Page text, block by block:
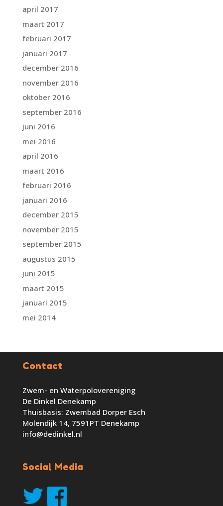
april 2017
maart 2017
februari 2017
januari 2017
december 2016
november 2016
oktober 2016
september 2016
juni 2016
mei 2016
april 2016
maart 2016
februari 2016
januari 2016
december 2015
november 2015
september 2015
augustus 2015
juni 2015
maart 2015
januari 2015
mei 2014
Contact
Zwem- en Waterpolovereniging
De Dinkel Denekamp
Thuisbasis: Zwembad Dorper Esch
Molendijk 14, 7591PT Denekamp
info@dedinkel.nl
Social Media